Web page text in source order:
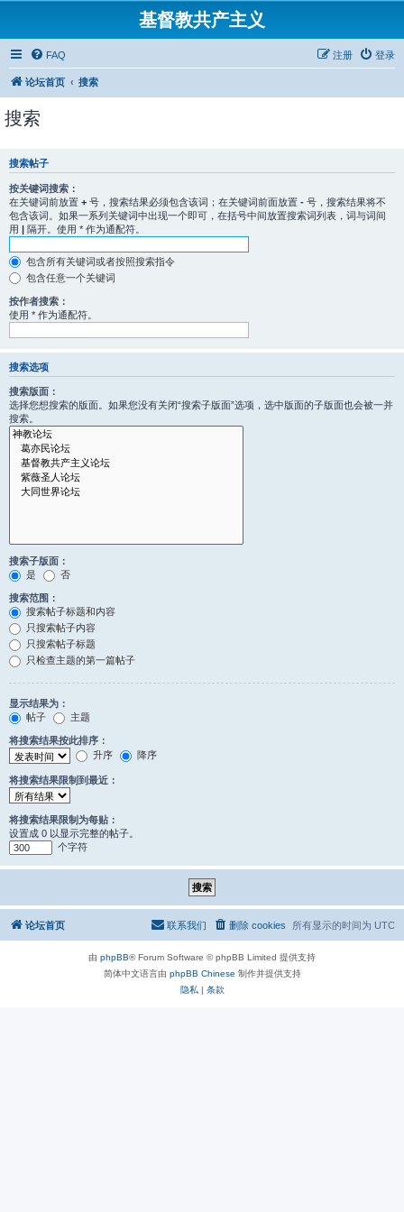
基督教共产主义
FAQ 登录
注册
论坛首页 搜索
搜索
搜索帖子
按关键词搜索：
在关键词前放置 + 号，搜索结果必须包含该词；在关键词前面放置 - 号，搜索结果将不
包含该词。如果一系列关键词中出现一个即可，在括号中间放置搜索词列表，词与词间
用 | 隔开。使用 * 作为通配符。
包含所有关键词或者按照搜索指令
包含任意一个关键词
按作者搜索：
使用 * 作为通配符。
搜索选项
搜索版面：
选择您想搜索的版面。如果您没有关闭“搜索子版面”选项，选中版面的子版面也会被一并
搜索。
搜索子版面：
是
否
搜索范围：
搜索帖子标题和内容
只搜索帖子内容
只搜索帖子标题
只检查主题的第一篇帖子
显示结果为：
帖子
主题
将搜索结果按此排序：
升序
降序
将搜索结果限制到最近：
将搜索结果限制为每贴：
设置成 0 以显示完整的帖子。
个字符
论坛首页 所有显示的时间为 UTC
删除 cookies
联系我们
由 phpBB® Forum Software © phpBB Limited 提供支持
简体中文语言由 phpBB Chinese 制作并提供支持
隐私 | 条款